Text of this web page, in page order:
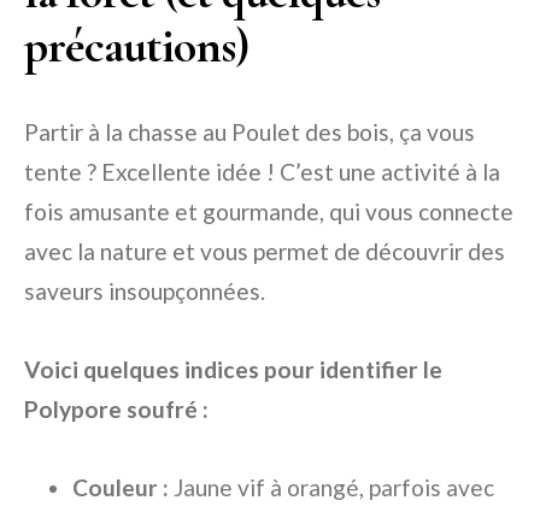
précautions)
Partir à la chasse au Poulet des bois, ça vous
tente ? Excellente idée ! C’est une activité à la
fois amusante et gourmande, qui vous connecte
avec la nature et vous permet de découvrir des
saveurs insoupçonnées.
Voici quelques indices pour identifier le
Polypore soufré :
Couleur : Jaune vif à orangé, parfois avec